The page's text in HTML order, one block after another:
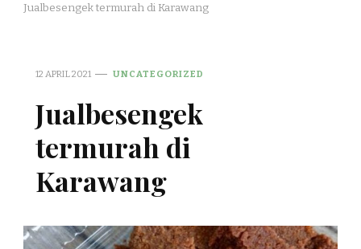
Jualbesengek termurah di Karawang
12 APRIL 2021 UNCATEGORIZED
Jualbesengek
termurah di
Karawang